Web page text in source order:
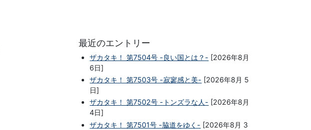
最近のエントリー
ザカタキ！ 第7504号 -良い国とは？- [2026年8月
6日]
ザカタキ！ 第7503号 -寂寥感と美- [2026年8月 5
日]
ザカタキ！ 第7502号 -トンズラな人- [2026年8月
4日]
ザカタキ！ 第7501号 -脇道をゆく- [2026年8月 3